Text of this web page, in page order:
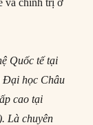
Quốc tế tại
Đại học Châu
cao tại
Là chuyên